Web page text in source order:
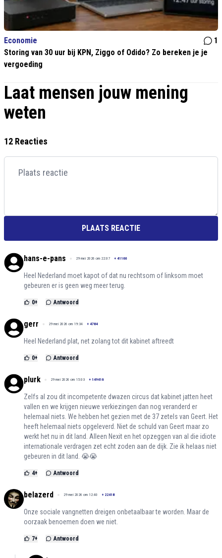
Economie
1
Storing van 30 uur bij KPN, Ziggo of Odido? Zo bereken je je
vergoeding
Laat mensen jouw mening
weten
12 Reacties
PLAATS REACTIE
hans-e-pans 29 mei 2026 om 22:07 + 41160
Heel Nederland moet kapot of dat nu rechtsom of linksom moet
gebeuren er is geen weg meer terug.
0+ Antwoord
gerr 29 mei 2026 om 19:34 + 4784
Heel Nederland plat, net zolang tot dit kabinet aftreedt
0+ Antwoord
plurk 29 mei 2026 om 15:03 + 149416
Zelfs al zou dit incompetente dwazen circus dat kabinet jatten heet
vallen en we krijgen nieuwe verkiezingen dan nog veranderd er
helemaal niets. We hebben het gezien met de 37 zetels van Geert. Het
heeft helemaal niets opgeleverd. Niet de schuld van Geert maar zo
werkt het nu in dit land. Alleen Nexit en het opzeggen van al die idiote
internationale verdragen zet echt zoden aan de dijk. Zie ik helaas niet
gebeuren in dit land. 😭😭
4+ Antwoord
belazerd 29 mei 2026 om 12:40 + 22418
Onze sociale vangnetten dreigen onbetaalbaar te worden. Maar de
oorzaak benoemen doen we niet.
7+ Antwoord